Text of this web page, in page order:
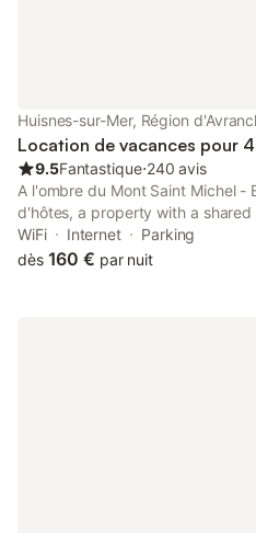
Huisnes-sur-Mer, Région
Location de vacances pour
9.5Fantastique⋅240 avis
A l'ombre du Mont Saint Michel -
d'hôtes, a property with a
Mer, 10 km from Mont Saint
Saint-Michel, as well as 19 km
WiFi Internet
Parking
dès 160 € par nuit